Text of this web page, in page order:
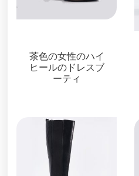
茶色の女性のハイ
ヒールのドレスブ
ーティ